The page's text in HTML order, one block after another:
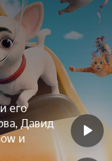
его
Давид
и